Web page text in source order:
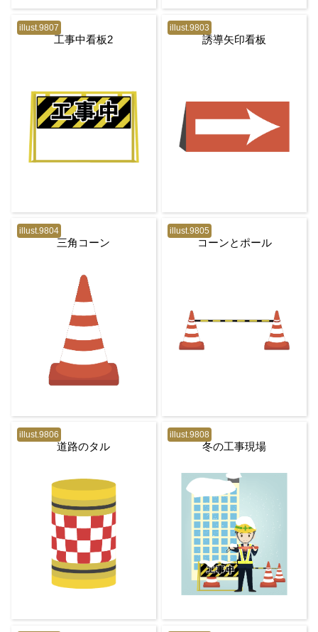
illust.9807
工事中看板2
illust.9803
誘導矢印看板
illust.9804
三角コーン
illust.9805
コーンとポール
illust.9806
道路のタル
illust.9808
冬の工事現場